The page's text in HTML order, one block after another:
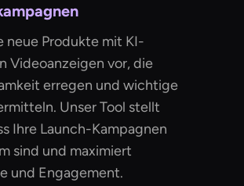
neue Produkte mit KI-
Videoanzeigen vor, die
erregen und wichtige
Unser Tool stellt
Ihre Launch-Kampagnen
sind und maximiert
und Engagement.